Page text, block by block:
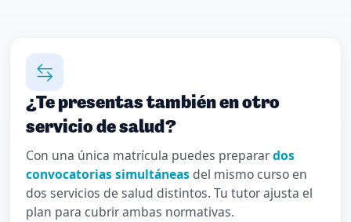
¿Te presentas también en otro
servicio de salud?
Con una única matrícula puedes preparardos
convocatorias simultáneas del mismo curso en
dos servicios de salud distintos. Tu tutor ajusta el
plan para cubrir ambas normativas.